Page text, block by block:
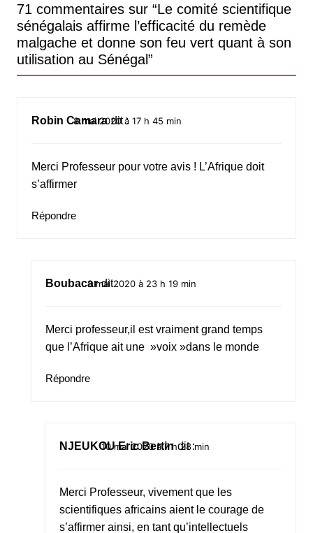
71 commentaires sur “Le comité scientifique
sénégalais affirme l’efficacité du remède
malgache et donne son feu vert quant à son
utilisation au Sénégal”
Robin Camara dit :
8 mai 2020 à 17 h 45 min
Merci Professeur pour votre avis ! L’Afrique doit
s’affirmer
Répondre
Boubacar dit :
8 mai 2020 à 23 h 19 min
Merci professeur,il est vraiment grand temps
que l’Afrique ait une »voix »dans le monde
Répondre
NJEUKOU Eric Bertin dit :
10 mai 2020 à 7 h 28 min
Merci Professeur, vivement que les
scientifiques africains aient le courage de
s’affirmer ainsi, en tant qu’intellectuels